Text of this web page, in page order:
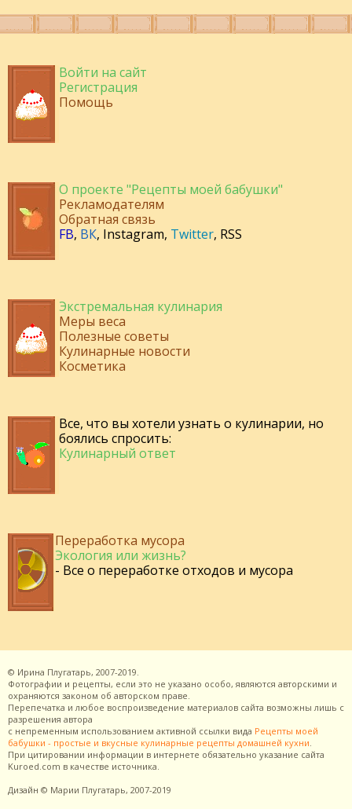
Войти на сайт
Регистрация
Помощь
О проекте "Рецепты моей бабушки"
Рекламодателям
Обратная связь
FB, ВК, Instagram, Twitter, RSS
Экстремальная кулинария
Меры веса
Полезные советы
Кулинарные новости
Косметика
Все, что вы хотели узнать о кулинарии, но
боялись спросить:
Кулинарный ответ
Переработка мусора
Экология или жизнь?
- Все о переработке отходов и мусора
© Ирина Плугатарь, 2007-2019.
Фотографии и рецепты, если это не указано особо, являются авторскими и
охраняются законом об авторском праве.
Перепечатка и любое воспроизведение материалов сайта возможны лишь с
разрешения автора
с непременным использованием активной ссылки вида Рецепты моей
бабушки - простые и вкусные кулинарные рецепты домашней кухни.
При цитировании информации в интернете обязательно указание сайта
Kuroed.com в качестве источника.
Дизайн © Марии Плугатарь, 2007-2019